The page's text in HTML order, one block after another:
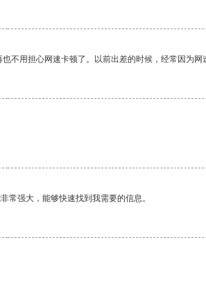
用担心网速卡顿了。以前出差的时候，经常因为
常强大，能够快速找到我需要的信息。